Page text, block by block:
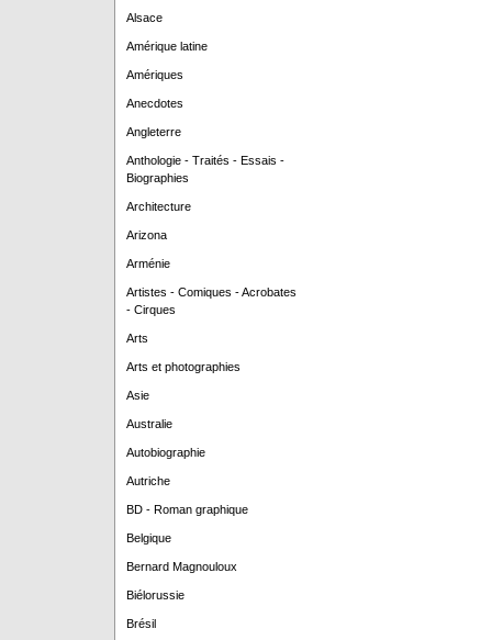
Alsace
Amérique latine
Amériques
Anecdotes
Angleterre
Anthologie - Traités - Essais -
Biographies
Architecture
Arizona
Arménie
Artistes - Comiques - Acrobates
- Cirques
Arts
Arts et photographies
Asie
Australie
Autobiographie
Autriche
BD - Roman graphique
Belgique
Bernard Magnouloux
Biélorussie
Brésil